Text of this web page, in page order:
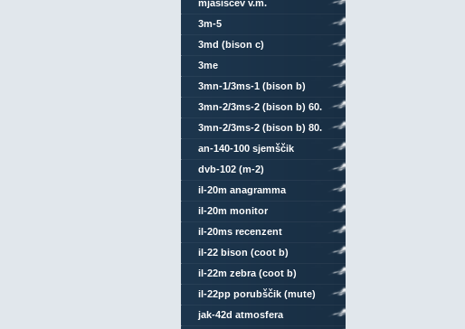
mjasiščev v.m.
3m-5
3md (bison c)
3me
3mn-1/3ms-1 (bison b)
3mn-2/3ms-2 (bison b) 60.
léta
3mn-2/3ms-2 (bison b) 80.
léta
an-140-100 sjemščik
dvb-102 (m-2)
il-20m anagramma
il-20m monitor
il-20ms recenzent
il-22 bison (coot b)
il-22m zebra (coot b)
il-22pp porubščik (mute)
jak-42d atmosfera